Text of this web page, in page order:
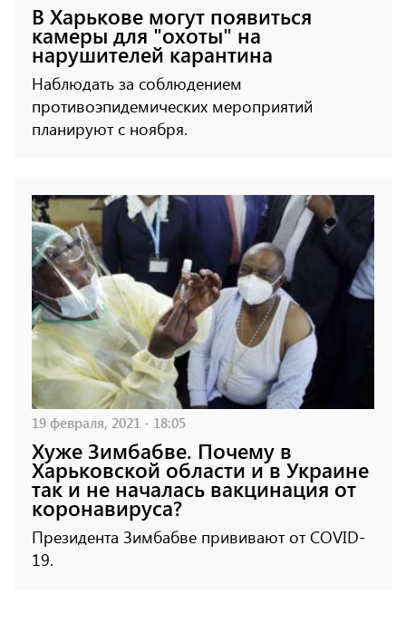
В Харькове могут появиться
камеры для "охоты" на
нарушителей карантина
Наблюдать за соблюдением
противоэпидемических мероприятий
планируют с ноября.
19 февраля, 2021 - 18:05
Хуже Зимбабве. Почему в
Харьковской области и в Украине
так и не началась вакцинация от
коронавируса?
Президента Зимбабве прививают от COVID-
19.